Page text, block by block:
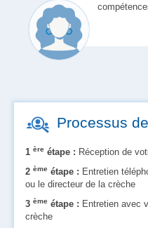
Processus
1 ère étape : Réception de
2 ème étape : Entretien
ou le directeur de la crèche
3 ème étape : Entretien avec
crèche